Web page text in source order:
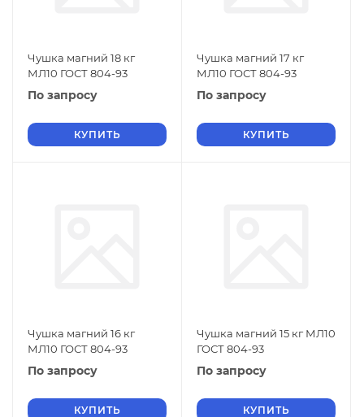
Чушка магний 18 кг
МЛ10 ГОСТ 804-93
По запросу
КУПИТЬ
Чушка магний 17 кг
МЛ10 ГОСТ 804-93
По запросу
КУПИТЬ
Чушка магний 16 кг
МЛ10 ГОСТ 804-93
По запросу
КУПИТЬ
Чушка магний 15 кг МЛ10
ГОСТ 804-93
По запросу
КУПИТЬ